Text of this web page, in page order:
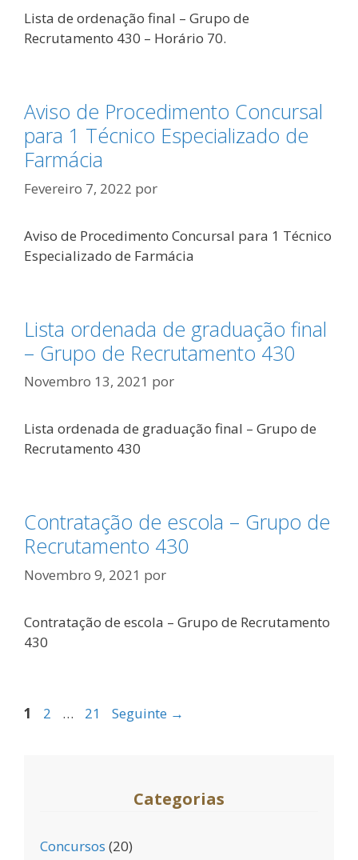
Lista de ordenação final – Grupo de
Recrutamento 430 – Horário 70.
Aviso de Procedimento Concursal
para 1 Técnico Especializado de
Farmácia
Fevereiro 7, 2022 por
Aviso de Procedimento Concursal para 1 Técnico
Especializado de Farmácia
Lista ordenada de graduação final
– Grupo de Recrutamento 430
Novembro 13, 2021 por
Lista ordenada de graduação final – Grupo de
Recrutamento 430
Contratação de escola – Grupo de
Recrutamento 430
Novembro 9, 2021 por
Contratação de escola – Grupo de Recrutamento
430
Página
1 Página
2 … Página
21 Seguinte →
Categorias
Concursos (20)